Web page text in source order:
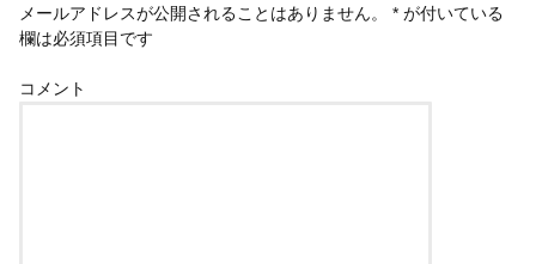
メールアドレスが公開されることはありません。 * が付いている
欄は必須項目です
コメント